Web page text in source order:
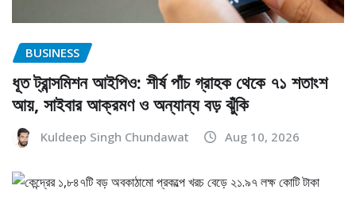
BUSINESS
ধূত ট্রান্সমিশন আইপিও: শীর্ষ পাঁচ গ্রাহক থেকে ৭১ শতাংশ
আয়, সাইবার আক্রমণ ও অন্যান্য বড় ঝুঁকি
Kuldeep Singh Chundawat Aug 10, 2026